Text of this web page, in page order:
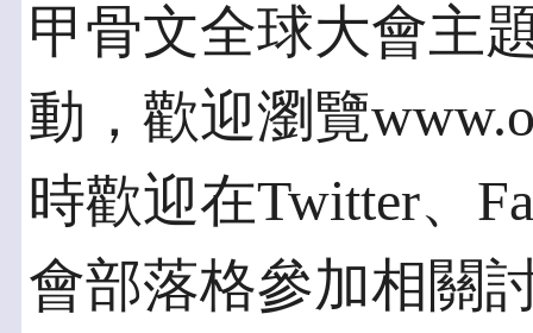
甲骨文全球大會主
動，歡迎瀏覽
時歡迎在Twitter、
會部落格參加相關